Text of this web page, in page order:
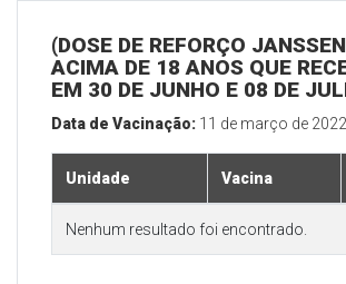
(DOSE DE REFORÇO
ACIMA DE 18 ANOS QUE
EM 30 DE JUNHO E 08 DE
Data de Vacinação: 11 de março de 2022
Unidade Vacina
Nenhum resultado foi encontrado.